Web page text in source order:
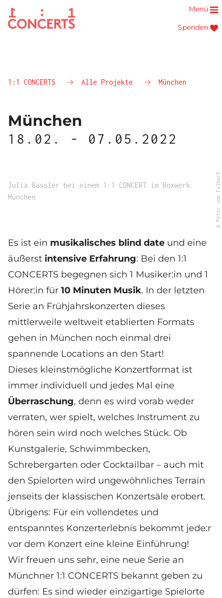
Spenden
Menü
1:1 CONCERTS Alle Projekte München
München
18.02. - 07.05.2022
Julia Bassler bei einem 1:1 CONCERT im Boxwerk
München
© Peter von Felbert
Es ist ein musikalisches blind date und eine
äußerst intensive Erfahrung: Bei den 1:1
CONCERTS begegnen sich 1 Musiker:in und 1
Hörer:in für 10 Minuten Musik. In der letzten
Serie an Frühjahrskonzerten dieses
mittlerweile weltweit etablierten Formats
gehen in München noch einmal drei
spannende Locations an den Start!
Dieses kleinstmögliche Konzertformat ist
immer individuell und jedes Mal eine
Überraschung, denn es wird vorab weder
verraten, wer spielt, welches Instrument zu
hören sein wird noch welches Stück. Ob
Kunstgalerie, Schwimmbecken,
Schrebergarten oder Cocktailbar – auch mit
den Spielorten wird ungewöhnliches Terrain
jenseits der klassischen Konzertsäle erobert.
Übrigens: Für ein vollendetes und
entspanntes Konzerterlebnis bekommt jede:r
vor dem Konzert eine kleine Einführung!
Wir freuen uns sehr, eine neue Serie an
Münchner 1:1 CONCERTS bekannt geben zu
dürfen: Es sind wieder einzigartige Spielorte